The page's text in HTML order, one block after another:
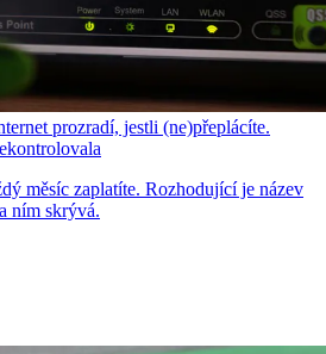
prozradí, jestli (ne)přeplácíte.
měsíc zaplatíte. Rozhodující je název
ním skrývá.